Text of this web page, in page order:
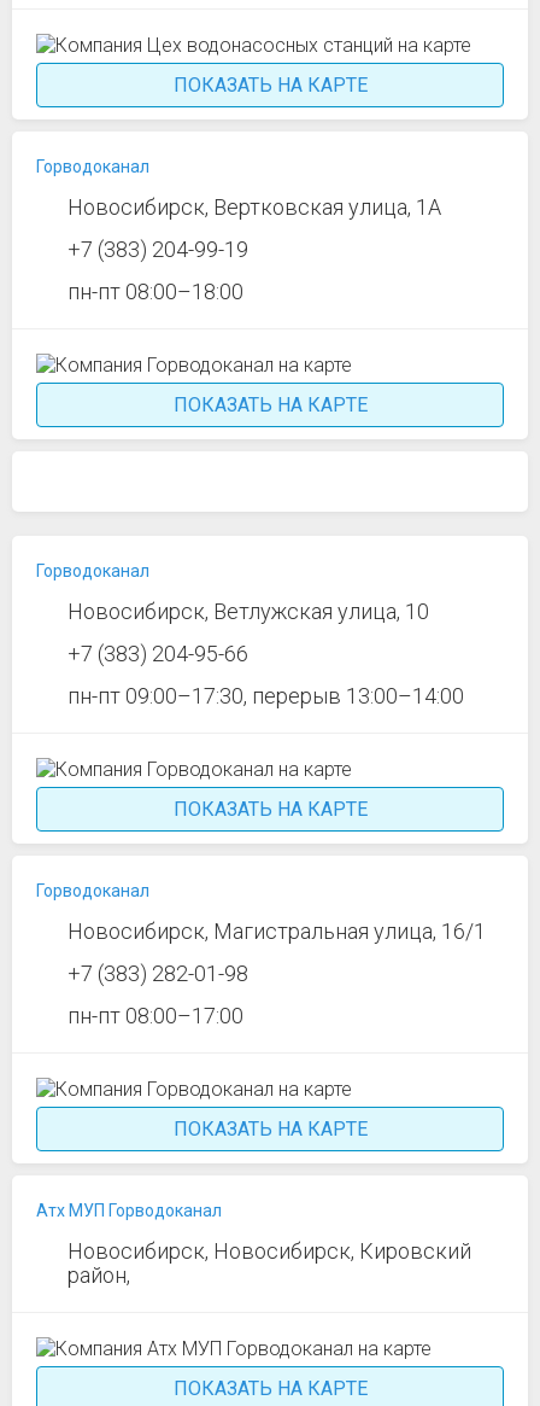
ПОКАЗАТЬ НА КАРТЕ
Горводоканал
Новосибирск, Вертковская улица, 1А
+7 (383) 204-99-19
пн-пт 08:00–18:00
ПОКАЗАТЬ НА КАРТЕ
Горводоканал
Новосибирск, Ветлужская улица, 10
+7 (383) 204-95-66
пн-пт 09:00–17:30, перерыв 13:00–14:00
ПОКАЗАТЬ НА КАРТЕ
Горводоканал
Новосибирск, Магистральная улица, 16/1
+7 (383) 282-01-98
пн-пт 08:00–17:00
ПОКАЗАТЬ НА КАРТЕ
Атх МУП Горводоканал
Новосибирск, Новосибирск, Кировский
район,
ПОКАЗАТЬ НА КАРТЕ